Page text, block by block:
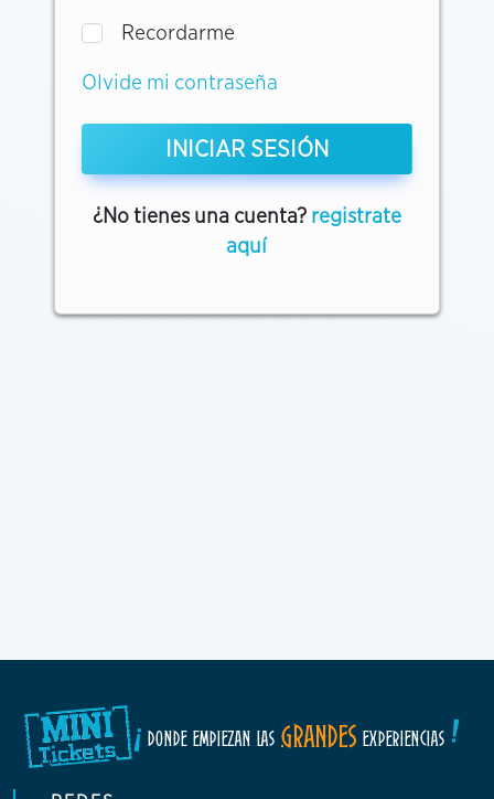
Recordarme
Olvide mi contraseña
INICIAR SESIÓN
¿No tienes una cuenta? registrate
aquí
¡ DONDE EMPIEZAN LAS GRANDES EXPERIENCIAS !